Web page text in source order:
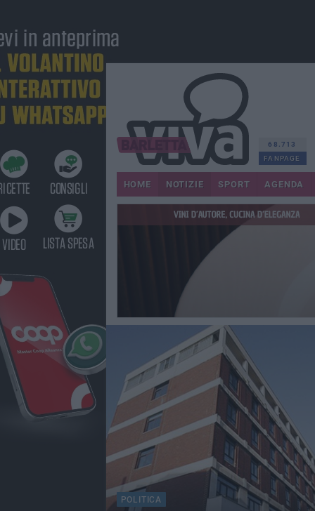
68.713
FANPAGE
HOME NOTIZIE SPORT AGENDA
POLITICA